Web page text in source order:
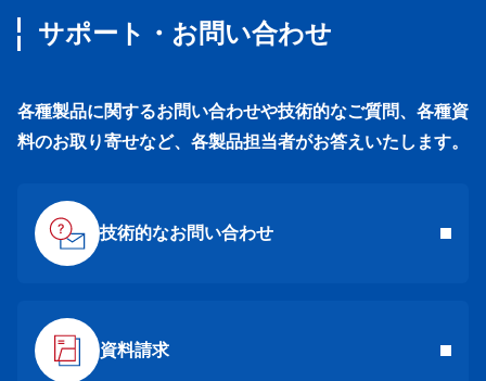
サポート・お問い合わせ
各種製品に関するお問い合わせや技術的なご質問、各種資
料のお取り寄せなど、各製品担当者がお答えいたします。
技術的なお問い合わせ
資料請求